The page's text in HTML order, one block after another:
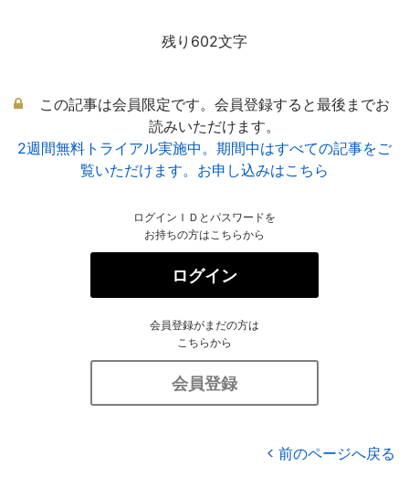
残り602文字
この記事は会員限定です。会員登録すると最後までお
読みいただけます。
2週間無料トライアル実施中。期間中はすべての記事をご
覧いただけます。お申し込みはこちら
ログインＩＤとパスワードを
お持ちの方はこちらから
ログイン
会員登録がまだの方は
こちらから
会員登録
前のページへ戻る